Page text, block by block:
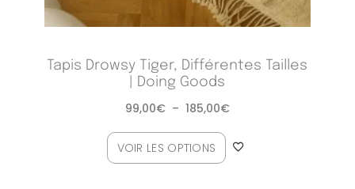
Tapis Drowsy Tiger, Différentes Tailles
| Doing Goods
99,00€ – 185,00€
VOIR LES OPTIONS